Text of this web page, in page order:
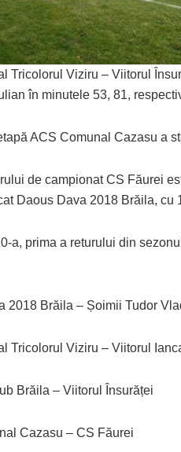
Tricolorul Viziru – Viitorul
în minutele 53, 81,
ACS Comunal Cazasu a
de campionat CS Făurei
Daous Dava 2018 Brăila,
a, prima a returului din
2018 Brăila – Șoimii Tudor
Tricolorul Viziru – Viitorul
Brăila – Viitorul Însurăței
Cazasu – CS Făurei